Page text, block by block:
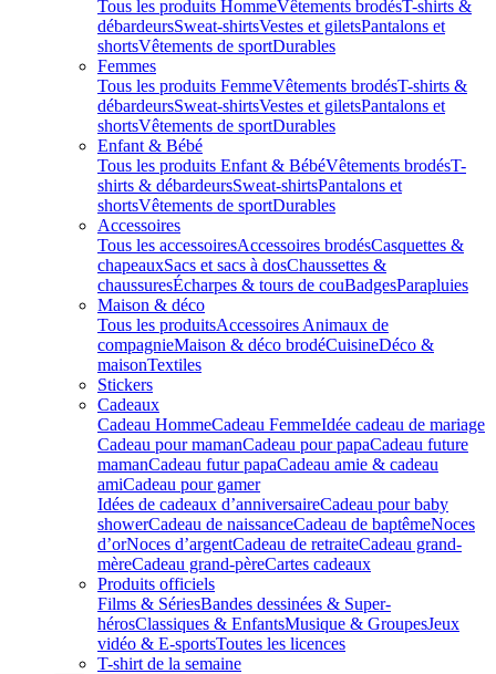
Tous les produits HommeVêtements brodésT-shirts &
débardeursSweat-shirtsVestes et giletsPantalons et
shortsVêtements de sportDurables
Femmes
Tous les produits FemmeVêtements brodésT-shirts &
débardeursSweat-shirtsVestes et giletsPantalons et
shortsVêtements de sportDurables
Enfant & Bébé
Tous les produits Enfant & BébéVêtements brodésT-
shirts & débardeursSweat-shirtsPantalons et
shortsVêtements de sportDurables
Accessoires
Tous les accessoiresAccessoires brodésCasquettes &
chapeauxSacs et sacs à dosChaussettes &
chaussuresÉcharpes & tours de couBadgesParapluies
Maison & déco
Tous les produitsAccessoires Animaux de
compagnieMaison & déco brodéCuisineDéco &
maisonTextiles
Stickers
Cadeaux
Cadeau HommeCadeau FemmeIdée cadeau de mariage​
Cadeau pour mamanCadeau pour papaCadeau future
mamanCadeau futur papaCadeau amie & cadeau
amiCadeau pour gamer
Idées de cadeaux d’anniversaireCadeau pour baby
showerCadeau de naissanceCadeau de baptêmeNoces
d’orNoces d’argentCadeau de retraiteCadeau grand-
mèreCadeau grand-pèreCartes cadeaux
Produits officiels
Films & SériesBandes dessinées & Super-
hérosClassiques & EnfantsMusique & GroupesJeux
vidéo & E-sportsToutes les licences
T-shirt de la semaine